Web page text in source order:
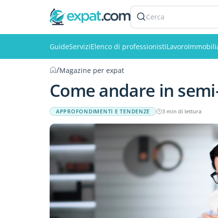
Cerca
GuideServiziElenco di professionistiLavoro
/Magazine per expat
Come andare in
APPROFONDIMENTI E TENDENZE 3 min di lettura